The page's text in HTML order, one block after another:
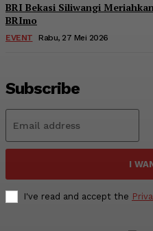
BRI Bekasi Siliwangi
BRImo
EVENT Rabu, 27 Mei 2026
Subscribe
I
I've read and accept the